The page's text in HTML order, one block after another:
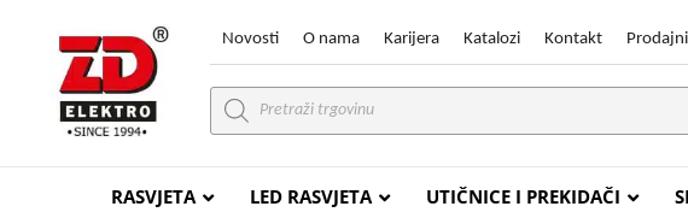
Novosti O nama Karijera Katalozi Kontakt
Products
search
RASVJETA LED RASVJETA UTIČNICE I PREKIDAČI